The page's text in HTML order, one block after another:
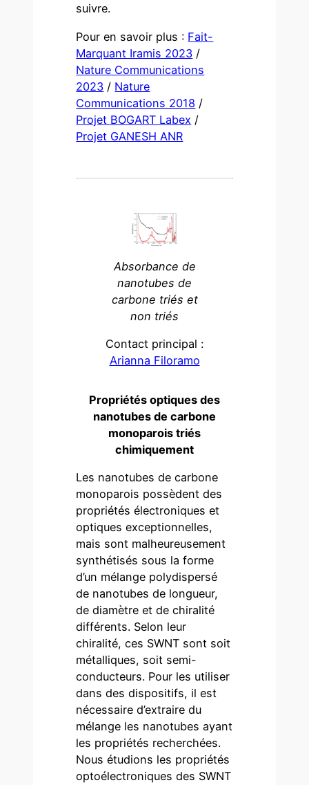
suivre.
Pour en savoir plus : Fait-
Marquant Iramis 2023 /
Nature Communications
2023 / Nature
Communications 2018 /
Projet BOGART Labex /
Projet GANESH ANR
Absorbance de
nanotubes de
carbone triés et
non triés
Contact principal :
Arianna Filoramo
Propriétés optiques des
nanotubes de carbone
monoparois triés
chimiquement
Les nanotubes de carbone
monoparois possèdent des
propriétés électroniques et
optiques exceptionnelles,
mais sont malheureusement
synthétisés sous la forme
d’un mélange polydispersé
de nanotubes de longueur,
de diamètre et de chiralité
différents. Selon leur
chiralité, ces SWNT sont soit
métalliques, soit semi-
conducteurs. Pour les utiliser
dans des dispositifs, il est
nécessaire d’extraire du
mélange les nanotubes ayant
les propriétés recherchées.
Nous étudions les propriétés
optoélectroniques des SWNT